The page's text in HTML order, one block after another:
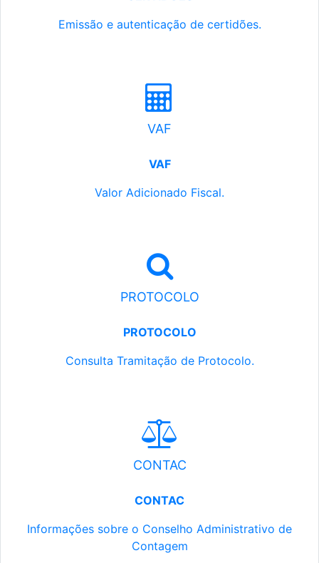
Emissão e autenticação de certidões.
VAF
VAF
Valor Adicionado Fiscal.
PROTOCOLO
PROTOCOLO
Consulta Tramitação de Protocolo.
CONTAC
CONTAC
Informações sobre o Conselho Administrativo de
Contagem